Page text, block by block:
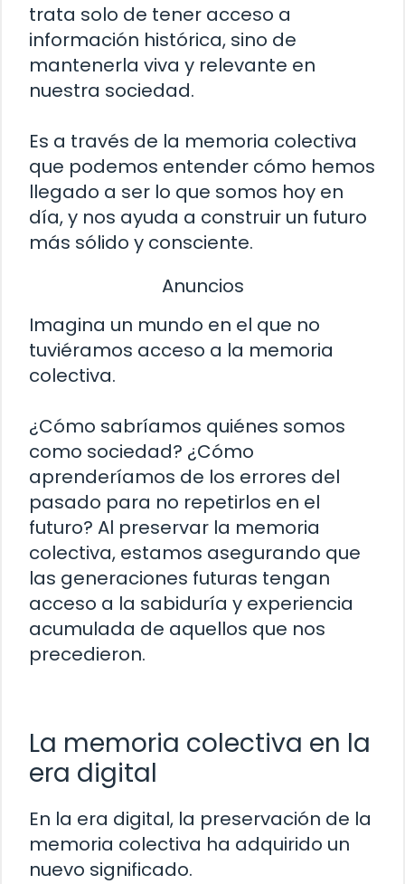
trata solo de tener acceso a
información histórica, sino de
mantenerla viva y relevante en
nuestra sociedad.
Es a través de la memoria colectiva
que podemos entender cómo hemos
llegado a ser lo que somos hoy en
día, y nos ayuda a construir un futuro
más sólido y consciente.
Anuncios
Imagina un mundo en el que no
tuviéramos acceso a la memoria
colectiva.
¿Cómo sabríamos quiénes somos
como sociedad? ¿Cómo
aprenderíamos de los errores del
pasado para no repetirlos en el
futuro? Al preservar la memoria
colectiva, estamos asegurando que
las generaciones futuras tengan
acceso a la sabiduría y experiencia
acumulada de aquellos que nos
precedieron.
La memoria colectiva en la
era digital
En la era digital, la preservación de la
memoria colectiva ha adquirido un
nuevo significado.